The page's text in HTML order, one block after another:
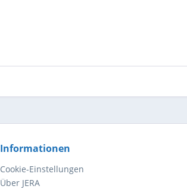
Informationen
Cookie-Einstellungen
Über JERA